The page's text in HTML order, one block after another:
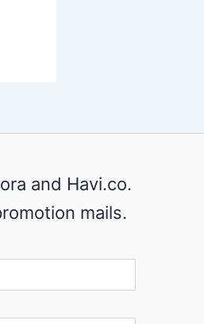
and Havi.co.
mails.